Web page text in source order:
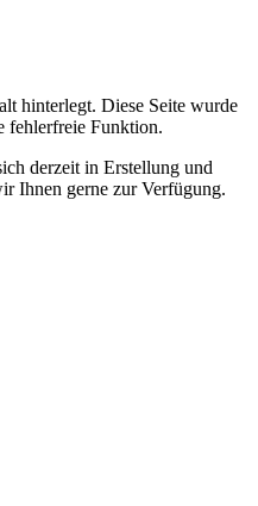
hinterlegt. Diese Seite wurde
fehlerfreie Funktion.
derzeit in Erstellung und
Ihnen gerne zur Verfügung.